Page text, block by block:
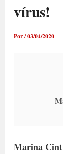
vírus!
Por/03/04/2020
Marina